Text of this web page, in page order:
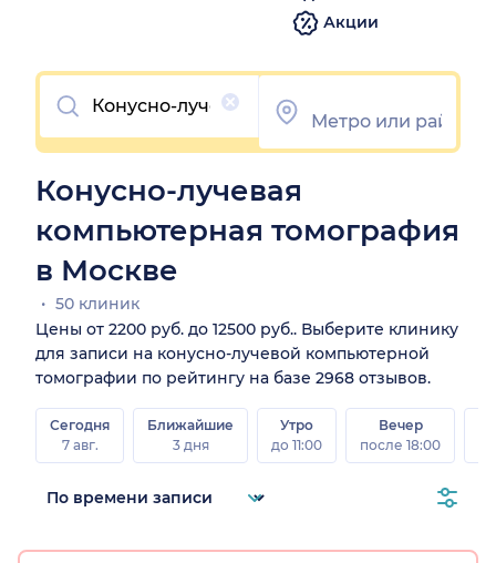
Акции
Очистить
Конусно-лучевая
компьютерная томография
в Москве
50 клиник
Цены от 2200 руб. до 12500 руб.. Выберите клинику
для записи на конусно-лучевой компьютерной
томографии по рейтингу на базе 2968 отзывов.
Сегодня
7 авг.
Ближайшие
3 дня
Утро
до 11:00
Вечер
после 18:00